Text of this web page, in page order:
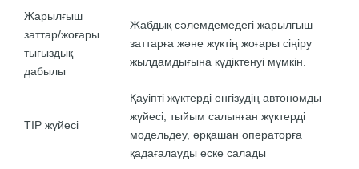
Жарылғыш
заттар/жоғары
тығыздық
дабылы
Жабдық сәлемдемедегі жарылғыш
заттарға және жүктің жоғары сіңіру
жылдамдығына күдіктенуі мүмкін.
TIP жүйесі
Қауіпті жүктерді енгізудің автономды
жүйесі, тыйым салынған жүктерді
модельдеу, әрқашан операторға
қадағалауды еске салады